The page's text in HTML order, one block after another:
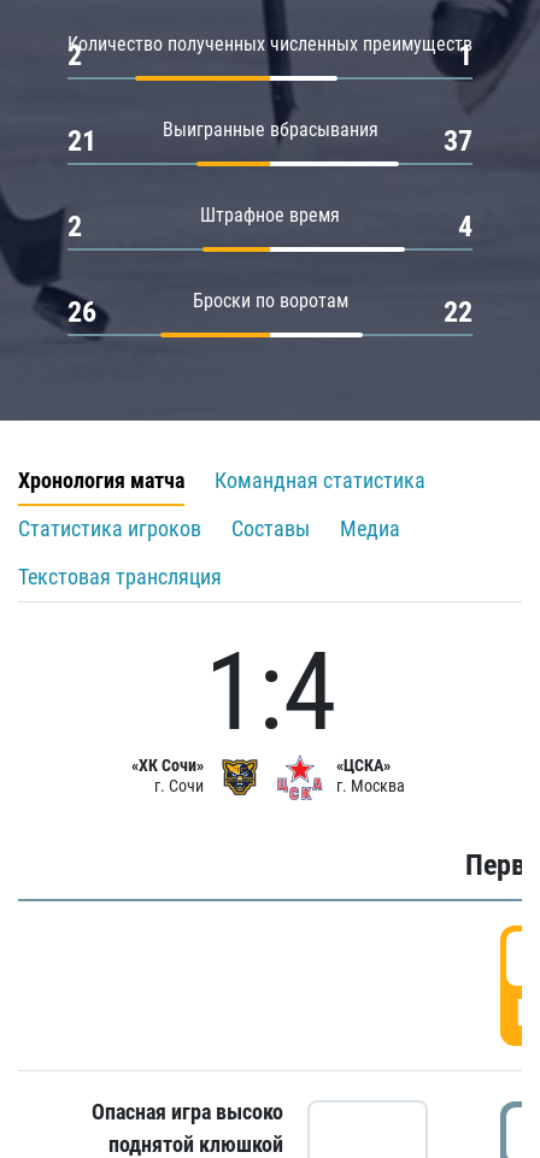
Количество полученных численных преимуществ
2 1
Выигранные вбрасывания
21 37
Штрафное время
2 4
Броски по воротам
26 22
Хронология матча
Командная статистика
Статистика игроков
Составы
Медиа
Текстовая трансляция
«ХК Сочи»
г. Сочи
1:4
«ЦСКА»
г. Москва
Опасная игра высоко
поднятой клюшкой